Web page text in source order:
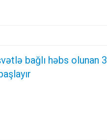
bağlı həbs olunan 3